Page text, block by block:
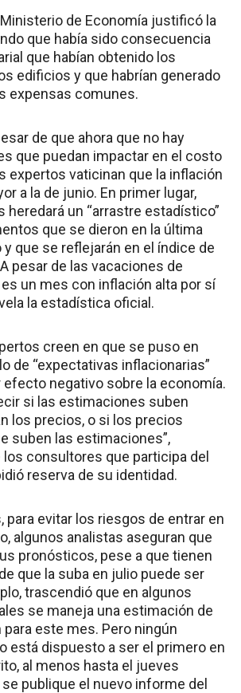
de Economía justificó la
que había sido consecuencia
que habían obtenido los
edificios y que habrían generado
expensas comunes.
de que ahora que no hay
que puedan impactar en el costo
expertos vaticinan que la inflación
a la de junio. En primer lugar,
heredará un “arrastre estadístico”
que se dieron en la última
que se reflejarán en el índice de
pesar de las vacaciones de
un mes con inflación alta por sí
la estadística oficial.
creen en que se puso en
de “expectativas inflacionarias”
efecto negativo sobre la economía.
si las estimaciones suben
los precios, o si los precios
suben las estimaciones”,
consultores que participa del
reserva de su identidad.
para evitar los riesgos de entrar en
algunos analistas aseguran que
pronósticos, pese a que tienen
que la suba en julio puede ser
trascendió que en algunos
se maneja una estimación de
para este mes. Pero ningún
está dispuesto a ser el primero en
al menos hasta el jueves
publique el nuevo informe del